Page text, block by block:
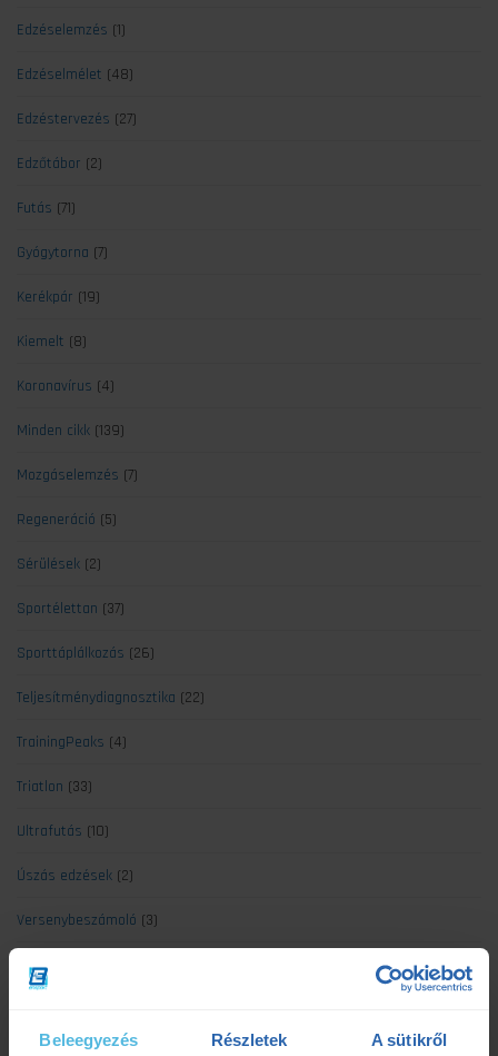
Beleegyezés Részletek A sütikről
Edzéselemzés (1)
Edzéselmélet (48)
Edzéstervezés (27)
Edzőtábor (2)
Futás (71)
Gyógytorna (7)
Kerékpár (19)
Kiemelt (8)
Koronavírus (4)
Minden cikk (139)
Mozgáselemzés (7)
Regeneráció (5)
Sérülések (2)
Sportélettan (37)
Sporttáplálkozás (26)
Teljesítménydiagnosztika (22)
TrainingPeaks (4)
Triatlon (33)
Ultrafutás (10)
Úszás edzések (2)
Versenybeszámoló (3)